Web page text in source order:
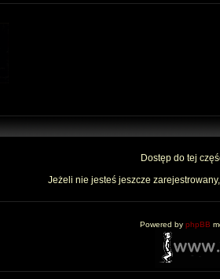
Dostęp do tej
Jeżeli nie jesteś jeszcze
Powered by phpBB